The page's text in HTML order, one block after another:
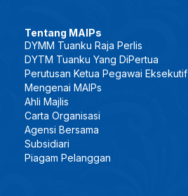
Tentang MAIPs
DYMM Tuanku Raja Perlis
DYTM Tuanku Yang DiPertua
Perutusan Ketua Pegawai Eksekutif
Mengenai MAIPs
Ahli Majlis
Carta Organisasi
Agensi Bersama
Subsidiari
Piagam Pelanggan